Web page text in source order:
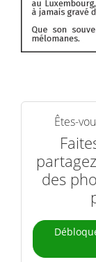
Êtes-
des